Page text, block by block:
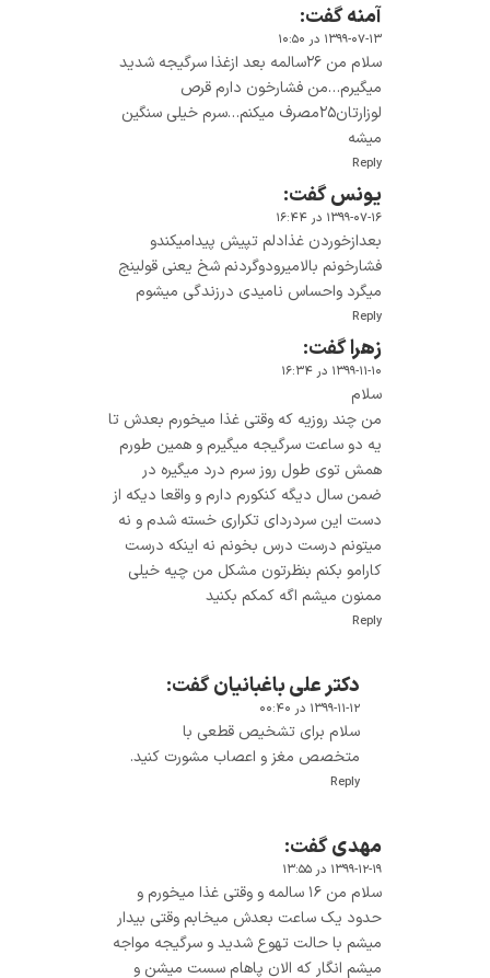
آمنهگفت:
۱۳۹۹-۰۷-۱۳ در ۱۰:۵۰
سلام من ۲۶سالمه بعد ازغذا سرگیجه شدید
میگیرم…من فشارخون دارم قرص
لوزارتان۲۵مصرف میکنم…سرم خیلی سنگین
میشه
Reply
یونسگفت:
۱۳۹۹-۰۷-۱۶ در ۱۶:۴۴
بعدازخوردن غذادلم تپیش پیدامیکندو
فشارخونم بالامیرودوگردنم شخ یعنی قولینج
میگرد واحساس نامیدی درزندگی میشوم
Reply
زهراگفت:
۱۳۹۹-۱۱-۱۰ در ۱۶:۳۴
سلام
من چند روزیه که وقتی غذا میخورم بعدش تا
یه دو ساعت سرگیجه میگیرم و همین طورم
همش توی طول روز سرم درد میگیره در
ضمن سال دیگه کنکورم دارم و واقعا دیکه از
دست این سردردای تکراری خسته شدم و نه
میتونم درست درس بخونم نه اینکه درست
کارامو بکنم بنظرتون مشکل من چیه خیلی
ممنون میشم اگه کمکم بکنید
Reply
دکتر علی باغبانیانگفت:
۱۳۹۹-۱۱-۱۲ در ۰۰:۴۰
سلام برای تشخیص قطعی با
متخصص مغز و اعصاب مشورت کنید.
Reply
مهدیگفت:
۱۳۹۹-۱۲-۱۹ در ۱۳:۵۵
سلام من ۱۶ سالمه و وقتی غذا میخورم و
حدود یک ساعت بعدش میخابم وقتی بیدار
میشم با حالت تهوع شدید و سرگیجه مواجه
میشم انگار که الان پاهام سست میشن و